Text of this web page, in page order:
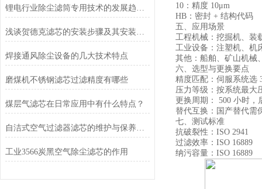
锂电行业除尘滤筒专用技术的发展趋势式怎样的？
浅谈贺德克滤芯的安装步骤及其安装注意事项
焊接通风除尘设备的几大技术特点
磨煤机不锈钢滤芯过滤精度有哪些
煤层气滤芯在日常应用中有什么特点？
自洁式空气过滤器滤芯的维护与保养方法
工业3566炭黑空气除尘滤芯的作用
10：精度 10μm
HB：密封 + 结构代码
五、应用场景
工程机械：挖掘机、装
工业设备：注塑机、机
其他：船舶、矿山机械
六、选型与更换要点
精度匹配：伺服系统选
压力等级：按系统最大
更换周期： 500 小时，
替代互换：国产替代需
七、测试标准
抗破裂性：ISO 2941
过滤效率：ISO 16889
纳污容量：ISO 16889